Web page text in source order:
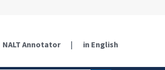
NALT Annotator | in English